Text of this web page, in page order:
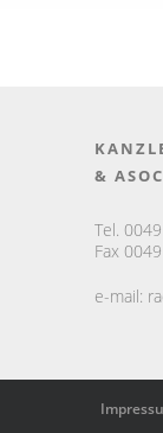
&
Tel.
Fax
e-mail: